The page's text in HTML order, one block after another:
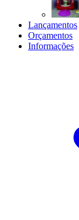
Lançamentos
Orçamentos
Informações